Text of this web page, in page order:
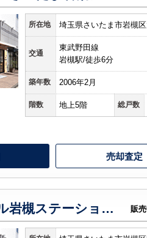
所在地 埼玉県さいたま市岩槻
交通
東武野田線
岩槻駅/徒歩6分
築年数 2006年2月
階数 地上5階 総戸数
売却査定
サンクレイドル岩槻ステーションウィズ 販